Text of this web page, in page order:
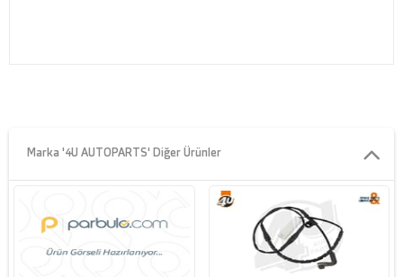
Marka '4U AUTOPARTS' Diğer Ürünler